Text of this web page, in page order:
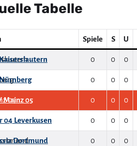
Tabelle
Spiele S U
Kaiserslautern 0 0 0
Nürnberg 0 0 0
Mainz 05 0 0 0
04 Leverkusen 0 0 0
Dortmund 0 0 0